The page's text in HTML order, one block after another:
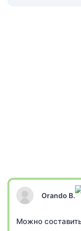
Orando B.
Можно